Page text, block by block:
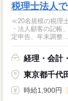
税理士法人
≪20名規模の税理
・法人顧客の記
定申告、年末調整...
経理・会計
東京都千代
時給1,900円